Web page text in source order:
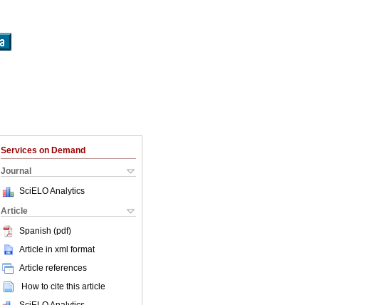
Services on Demand
Journal
SciELO Analytics
Article
Spanish (pdf)
Article in xml format
Article references
How to cite this article